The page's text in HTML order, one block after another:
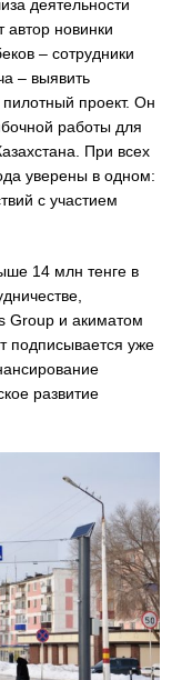
деятельности
новинки
– сотрудники
– выявить
пилотный проект. Он
работы для
При всех
уверены в одном:
с участием
14 млн тенге в
Group и акиматом
подписывается уже
развитие